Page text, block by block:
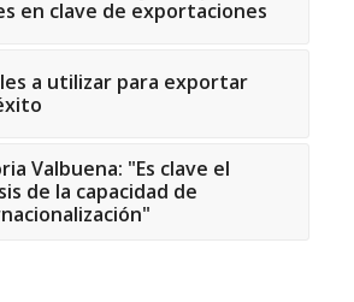
en clave de exportaciones
a utilizar para exportar
Valbuena: "Es clave el
de la capacidad de